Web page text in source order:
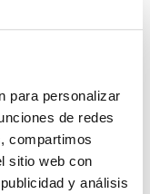
para personalizar
de redes
compartimos
sitio web con
y análisis